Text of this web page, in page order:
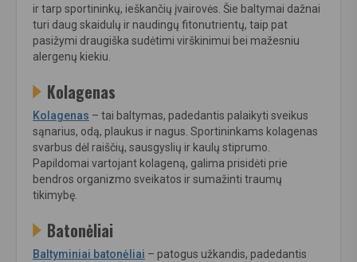
ir tarp sportininkų, ieškančių įvairovės. Šie baltymai dažnai
turi daug skaidulų ir naudingų fitonutrientų, taip pat
pasižymi draugiška sudėtimi virškinimui bei mažesniu
alergenų kiekiu.
Kolagenas
Kolagenas – tai baltymas, padedantis palaikyti sveikus
sąnarius, odą, plaukus ir nagus. Sportininkams kolagenas
svarbus dėl raiščių, sausgyslių ir kaulų stiprumo.
Papildomai vartojant kolageną, galima prisidėti prie
bendros organizmo sveikatos ir sumažinti traumų
tikimybę.
Batonėliai
Baltyminiai batonėliai – patogus užkandis, padedantis